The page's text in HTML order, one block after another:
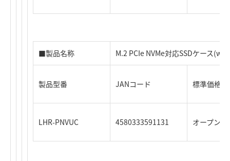
■製品名称 M.2 PCIe NVMe対応SSDケース
製品型番 JANコード 標準価格
LHR-PNVUC 4580333591131 オープン価